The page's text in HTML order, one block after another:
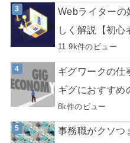
Webライターの
しく解説【初心
11.9k件のビュー
ギグワークの仕
ギグにおすすめ
8k件のビュー
事務職がクソつ